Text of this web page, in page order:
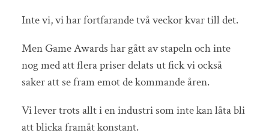
Inte vi, vi har fortfarande två veckor kvar till det.
Men Game Awards har gått av stapeln och inte
nog med att flera priser delats ut fick vi också
saker att se fram emot de kommande åren.
Vi lever trots allt i en industri som inte kan låta bli
att blicka framåt konstant.